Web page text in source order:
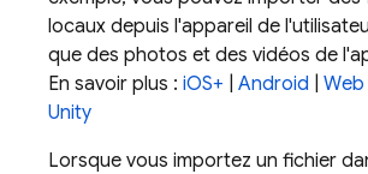
locaux depuis l'appareil de
que des photos et des vidéos de
En savoir plus : iOS+ Android Web
Unity
Lorsque vous importez un fichier